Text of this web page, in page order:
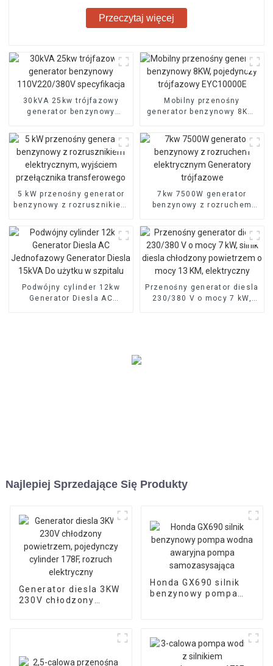
Przeczytaj więcej
30kVA 25kw trójfazowy
generator benzynowy
specyfikacja
Mobilny przenośny
generator benzynowy 8KW,
EYC10000E
5 kW przenośny generator
benzynowy z rozrusznikiem
przełącznika
transferowego
7kw 7500W generator
benzynowy z rozruchem
trójfazowe
Podwójny cylinder 12kw
Generator Diesla AC
Przenośny generator diesla
230/380 V o mocy 7 kW,
Najlepiej Sprzedające Się Produkty
Generator diesla 3KW
230V chłodzony
Honda GX690 silnik
benzynowy pompa